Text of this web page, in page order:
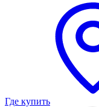
Где купить